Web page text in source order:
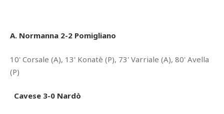
A. Normanna 2-2 Pomigliano
10' Corsale (A), 13' Konatè (P), 73' Varriale (A), 80' Avella
(P)
Cavese 3-0 Nardò